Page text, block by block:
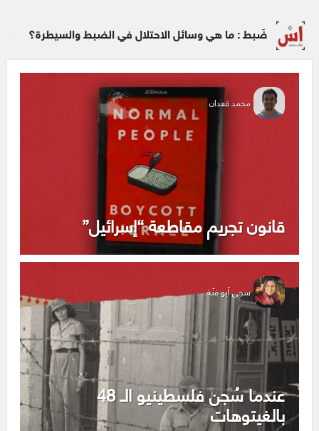
ضَبط : ما هي وسائل الاحتلال في الضبط والسيطرة؟
محمد قعدان
قانون تجريم مقاطعة “إسرائيل”
سجى أبو فنّة
عندما سُجن فلسطينيو الـ 48
بالغيتوهات